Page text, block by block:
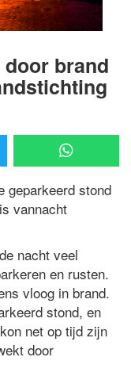
brand
geparkeerd stond
vannacht
nacht veel
en rusten.
vloog in brand.
stond, en
net op tijd zijn
door